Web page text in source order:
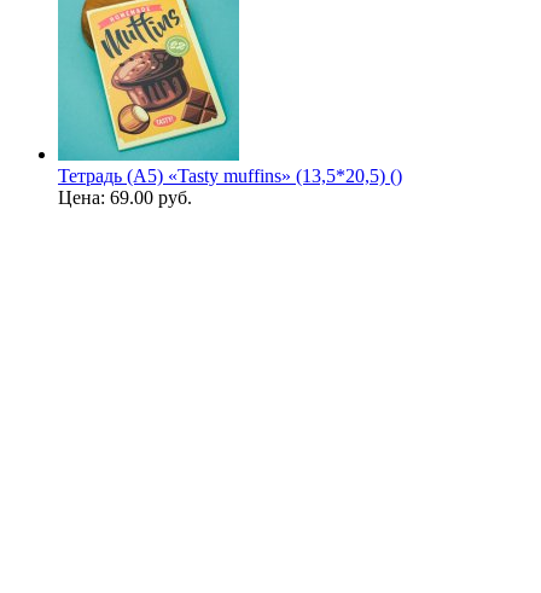
Тетрадь (A5) «Tasty muffins» (13,5*20,5) ()
Цена: 69.00 руб.